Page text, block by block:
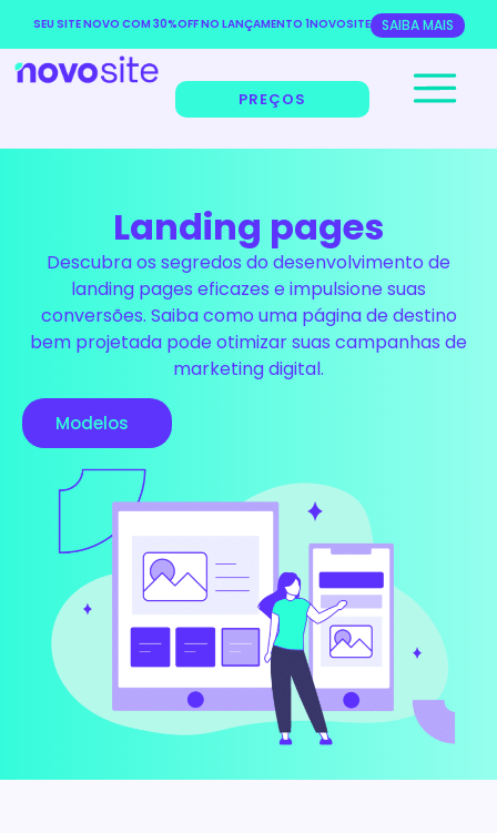
SEU SITE NOVO COM 30%OFF NO LANÇAMENTO 1NOVOSITE SAIBA MAIS
PREÇOS
Landing pages
Descubra os segredos do desenvolvimento de
landing pages eficazes e impulsione suas
conversões. Saiba como uma página de destino
bem projetada pode otimizar suas campanhas de
marketing digital.
Modelos